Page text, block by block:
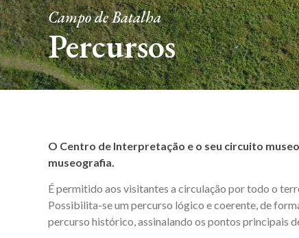
Campo de Batalha
Percursos
O Centro de Interpretação e o seu circuito
museografia.
É permitido aos visitantes a circulação por todo o
Possibilita-se um percurso lógico e coerente, de
percurso histórico, assinalando os pontos principais